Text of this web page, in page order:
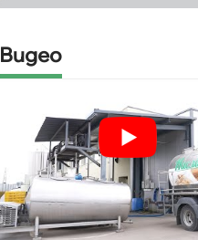
Видео